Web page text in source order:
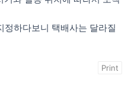
정하다보니 택배사는 달라질
Print